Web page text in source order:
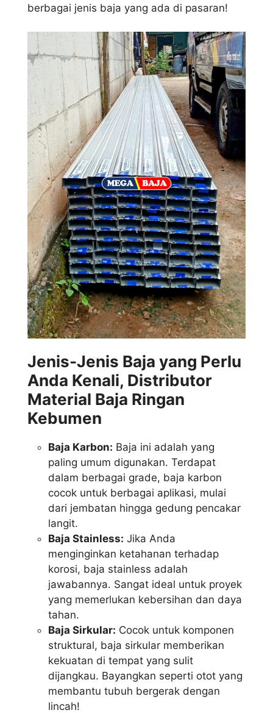
berbagai jenis baja yang ada di pasaran!
Jenis-Jenis Baja yang Perlu
Anda Kenali, Distributor
Material Baja Ringan
Kebumen
Baja Karbon: Baja ini adalah yang
paling umum digunakan. Terdapat
dalam berbagai grade, baja karbon
cocok untuk berbagai aplikasi, mulai
dari jembatan hingga gedung pencakar
langit.
Baja Stainless: Jika Anda
menginginkan ketahanan terhadap
korosi, baja stainless adalah
jawabannya. Sangat ideal untuk proyek
yang memerlukan kebersihan dan daya
tahan.
Baja Sirkular: Cocok untuk komponen
struktural, baja sirkular memberikan
kekuatan di tempat yang sulit
dijangkau. Bayangkan seperti otot yang
membantu tubuh bergerak dengan
lincah!